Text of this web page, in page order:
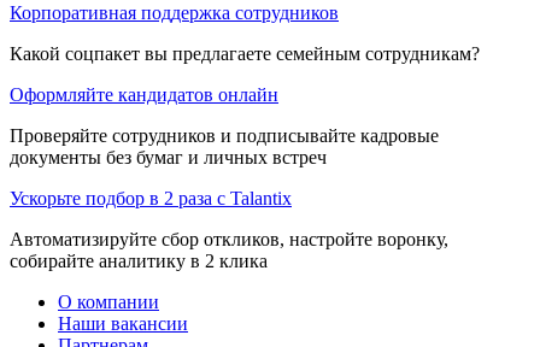
Корпоративная поддержка сотрудников
Какой соцпакет вы предлагаете семейным сотрудникам?
Оформляйте кандидатов онлайн
Проверяйте сотрудников и подписывайте кадровые
документы без бумаг и личных встреч
Ускорьте подбор в 2 раза с Talantix
Автоматизируйте сбор откликов, настройте воронку,
собирайте аналитику в 2 клика
О компании
Наши вакансии